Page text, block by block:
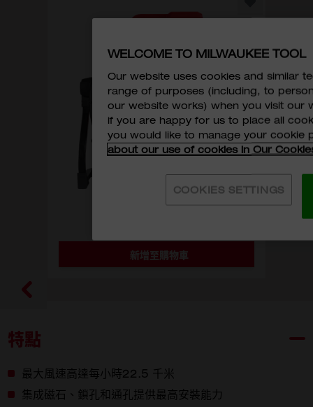
M18 ARFHP-0新增至購物車
特點
最大風速高達每小時22.5 千米
集成磁石、鎖孔和通孔提供最高安裝能力
WELCOME TO MILWAUKEE TOOL
Our website uses cookies and similar
range of purposes (including, to
our website works) when you visit our
if you are happy for us to place all
you would like to manage your cookie
about our use of cookies in Our
COOKIES SETTINGS